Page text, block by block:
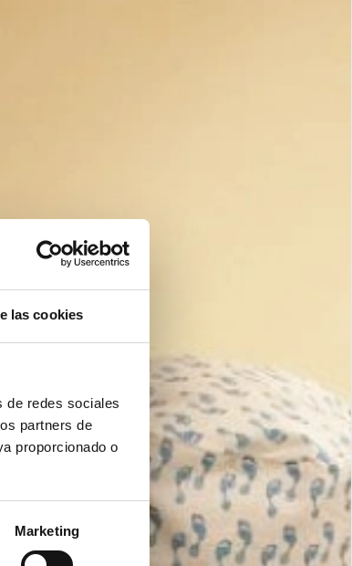
las cookies
de redes sociales
partners de
proporcionado o
Marketing